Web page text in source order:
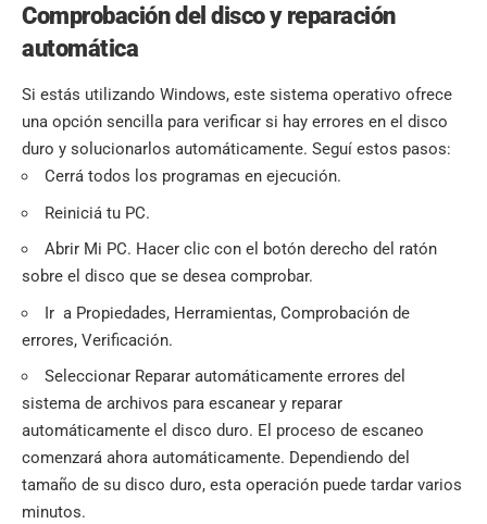
Comprobación del disco y reparación
automática
Si estás utilizando Windows, este sistema operativo ofrece
una opción sencilla para verificar si hay errores en el disco
duro y solucionarlos automáticamente. Seguí estos pasos:
Cerrá todos los programas en ejecución.
Reiniciá tu PC.
Abrir Mi PC. Hacer clic con el botón derecho del ratón
sobre el disco que se desea comprobar.
Ir a Propiedades, Herramientas, Comprobación de
errores, Verificación.
Seleccionar Reparar automáticamente errores del
sistema de archivos para escanear y reparar
automáticamente el disco duro. El proceso de escaneo
comenzará ahora automáticamente. Dependiendo del
tamaño de su disco duro, esta operación puede tardar varios
minutos.